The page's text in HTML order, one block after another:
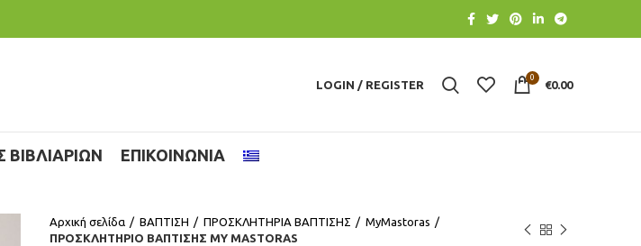
LOGIN / REGISTER
0
€0.00
ΒΙΒΛΙΑΡΙΩΝ ΕΠΙΚΟΙΝΩΝΙΑ
Αρχική σελίδα ΒΑΠΤΙΣΗ ΠΡΟΣΚΛΗΤΗΡΙΑ ΒΑΠΤΙΣΗΣ
MyMastoras
ΠΡΟΣΚΛΗΤΗΡΙΟ ΒΑΠΤΙΣΗΣ MY MASTORAS